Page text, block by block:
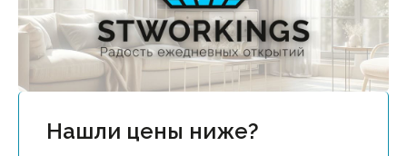
Нашли цены ниже?